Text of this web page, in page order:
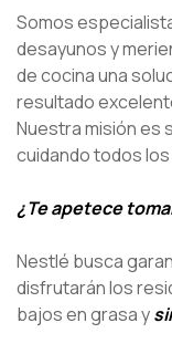
Somos
desayunos y
de cocina una
resultado
Nuestra misión es
cuidando todos
¿Te apetece
Nestlé busca
disfrutarán los
bajos en grasa y